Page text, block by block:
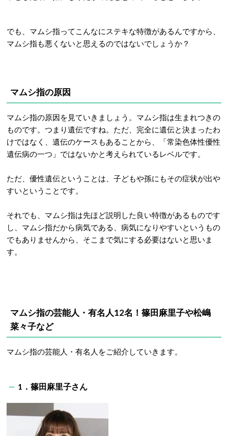
でも、マムシ指ってこんなにステキな特徴があるんですから、
マムシ指も悪くないと思えるのではないでしょうか？
マムシ指の原因
マムシ指の原因を見ていきましょう。マムシ指は生まれつきの
ものです。つまり遺伝ですね。ただ、完全に遺伝と決まったわ
けではなく、遺伝のケースもあることから、「常染色体性優性
遺伝病の一つ」ではないかと考えられているレベルです。
ただ、優性遺伝ということは、子どもや孫にもその症状が出や
すいということです。
それでも、マムシ指は先ほど説明した良い特徴があるものです
し、マムシ指だから病気である、病気になりやすいというもの
でもありませんから、そこまで気にする必要はないと思いま
す。
マムシ指の芸能人・有名人12名！篠田麻里子や松嶋
菜々子など
マムシ指の芸能人・有名人をご紹介していきます。
1．篠田麻里子さん